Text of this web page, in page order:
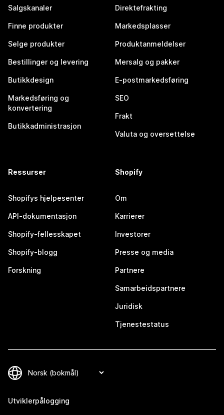
Salgskanaler
Finne produkter
Selge produkter
Bestillinger og levering
Butikkdesign
Markedsføring og
konvertering
Butikkadministrasjon
Direktefrakting
Markedsplasser
Produktanmeldelser
Mersalg og pakker
E-postmarkedsføring
SEO
Frakt
Valuta og oversettelse
Ressurser
Shopifys hjelpesenter
API-dokumentasjon
Shopify-fellesskapet
Shopify-blogg
Forskning
Shopify
Om
Karrierer
Investorer
Presse og media
Partnere
Samarbeidspartnere
Juridisk
Tjenestestatus
Utviklerpålogging